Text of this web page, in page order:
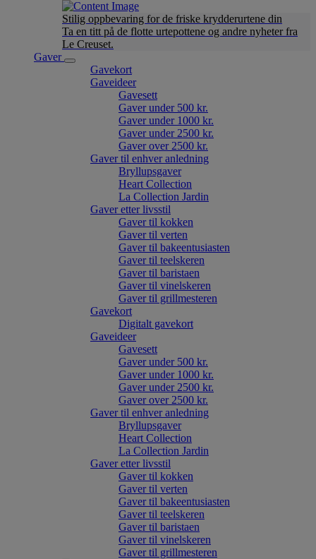
Stilig oppbevaring for de friske krydderurtene din
Ta en titt på de flotte urtepottene og andre nyheter fra
Le Creuset.
Gaver
Gavekort
Gaveideer
Gavesett
Gaver under 500 kr.
Gaver under 1000 kr.
Gaver under 2500 kr.
Gaver over 2500 kr.
Gaver til enhver anledning
Bryllupsgaver
Heart Collection
La Collection Jardin
Gaver etter livsstil
Gaver til kokken
Gaver til verten
Gaver til bakeentusiasten
Gaver til teelskeren
Gaver til baristaen
Gaver til vinelskeren
Gaver til grillmesteren
Gavekort
Digitalt gavekort
Gaveideer
Gavesett
Gaver under 500 kr.
Gaver under 1000 kr.
Gaver under 2500 kr.
Gaver over 2500 kr.
Gaver til enhver anledning
Bryllupsgaver
Heart Collection
La Collection Jardin
Gaver etter livsstil
Gaver til kokken
Gaver til verten
Gaver til bakeentusiasten
Gaver til teelskeren
Gaver til baristaen
Gaver til vinelskeren
Gaver til grillmesteren